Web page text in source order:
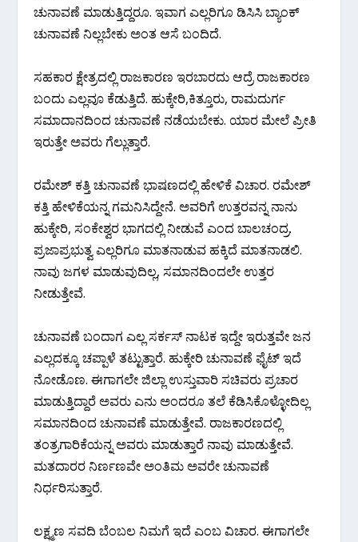
ಚುನಾವಣೆ ಮಾಡುತ್ತಿದ್ದರೂ. ಇವಾಗ ಎಲ್ಲರಿಗೂ ಡಿಸಿಸಿ ಬ್ಯಾಂಕ್
ಚುನಾವಣೆ ನಿಲ್ಲಬೇಕು ಅಂತ ಆಸೆ ಬಂದಿದೆ.
ಸಹಕಾರ ಕ್ಷೇತ್ರದಲ್ಲಿ ರಾಜಕಾರಣ ಇರಬಾರದು ಆದ್ರೆ ರಾಜಕಾರಣ
ಬಂದು ಎಲ್ಲವೂ ಕೆಡುತ್ತಿದೆ. ಹುಕ್ಕೇರಿ,ಕಿತ್ತೂರು, ರಾಮದುರ್ಗ
ಸಮಾದಾನದಿಂದ ಚುನಾವಣೆ ನಡೆಯಬೇಕು. ಯಾರ ಮೇಲೆ ಪ್ರೀತಿ
ಇರುತ್ತೇ ಅವರು ಗೆಲ್ಲುತ್ತಾರೆ.
ರಮೇಶ್ ಕತ್ತಿ ಚುನಾವಣೆ ಭಾಷಣದಲ್ಲಿ ಹೇಳಿಕೆ ವಿಚಾರ. ರಮೇಶ್
ಕತ್ತಿ ಹೇಳಿಕೆಯನ್ನ ಗಮನಿಸಿದ್ದೇನೆ. ಅವರಿಗೆ ಉತ್ತರವನ್ನ ನಾನು
ಹುಕ್ಕೇರಿ, ಸಂಕೇಶ್ವರ ಭಾಗದಲ್ಲಿ ನೀಡುವೆ ಎಂದ ಬಾಲಚಂದ್ರ.
ಪ್ರಜಾಪ್ರಭುತ್ವ ಎಲ್ಲರಿಗೂ ಮಾತನಾಡುವ ಹಕ್ಕಿದೆ ಮಾತನಾಡಲಿ.
ನಾವು ಜಗಳ ಮಾಡುವುದಿಲ್ಲ, ಸಮಾನದಿಂದಲೇ ಉತ್ತರ
ನೀಡುತ್ತೇವೆ.
ಚುನಾವಣೆ ಬಂದಾಗ ಎಲ್ಲ ಸರ್ಕಸ್ ನಾಟಕ ಇದ್ದೇ ಇರುತ್ತವೇ ಜನ
ಎಲ್ಲದಕ್ಕೂ ಚಪ್ಪಾಳೆ ತಟ್ಟುತ್ತಾರೆ. ಹುಕ್ಕೇರಿ ಚುನಾವಣೆ ಫೈಟ್ ಇದೆ
ನೋಡೊಣ. ಈಗಾಗಲೇ ಜಿಲ್ಲಾ ಉಸ್ತುವಾರಿ ಸಚಿವರು ಪ್ರಚಾರ
ಮಾಡುತ್ತಿದ್ದಾರೆ ಅವರು ಎನು ಅಂದರೂ ತಲೆ ಕೆಡಿಸಿಕೊಳ್ಳೋದಿಲ್ಲ
ಸಮಾನದಿಂದ ಚುನಾವಣೆ ಮಾಡುತ್ತೇವೆ. ರಾಜಕಾರಣದಲ್ಲಿ
ತಂತ್ರಗಾರಿಕೆಯನ್ನ ಅವರು ಮಾಡುತ್ತಾರೆ ನಾವು ಮಾಡುತ್ತೇವೆ.
ಮತದಾರರ ನಿರ್ಣಣವೇ ಅಂತಿಮ ಅವರೇ ಚುನಾವಣೆ
ನಿರ್ಧರಿಸುತ್ತಾರೆ.
ಲಕ್ಷ್ಮಣ ಸವದಿ ಬೆಂಬಲ ನಿಮಗೆ ಇದೆ ಎಂಬ ವಿಚಾರ. ಈಗಾಗಲೇ